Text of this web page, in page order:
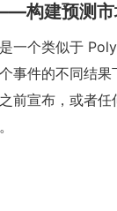
构建预测市
一个类似于
事件的不同结果
前宣布，或者